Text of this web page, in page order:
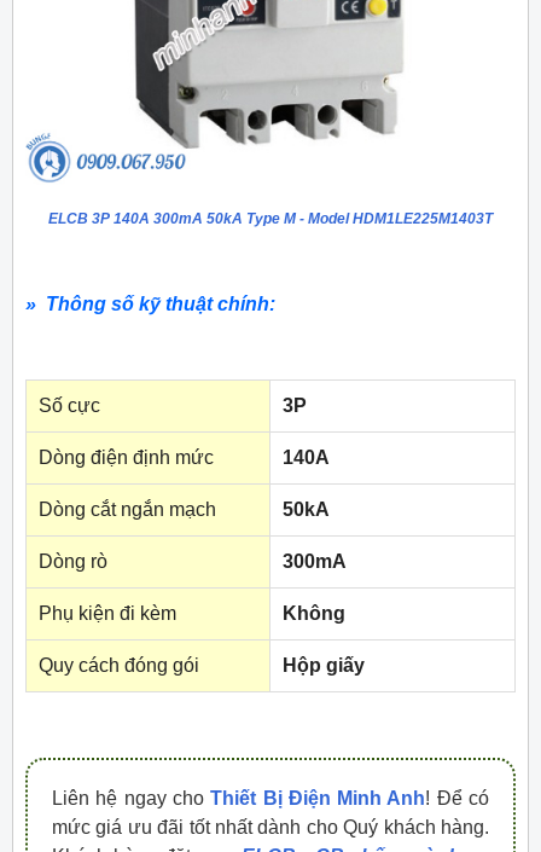
ELCB 3P 140A 300mA 50kA Type M - Model HDM1LE225M1403T
» Thông số kỹ thuật chính:
Số cực 3P
Dòng điện định mức 140A
Dòng cắt ngắn mạch 50kA
Dòng rò 300mA
Phụ kiện đi kèm Không
Quy cách đóng gói Hộp giấy
Liên hệ ngay choThiết Bị Điện Minh Anh! Để có
mức giá ưu đãi tốt nhất dành cho Quý khách hàng.